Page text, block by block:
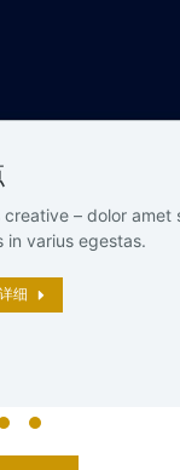
creative – dolor amet
in varius egestas.
细